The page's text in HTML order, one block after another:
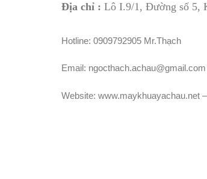
Địa chỉ : Lô I.9/1, Đường số 5,
Hotline: 0909792905 Mr.Thạch
Email: ngocthach.achau@gmail.com
Website: www.maykhuayachau.net